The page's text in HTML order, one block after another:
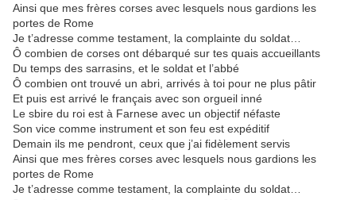
Ainsi que mes frères corses avec lesquels nous gardions les
portes de Rome
Je t’adresse comme testament, la complainte du soldat…
Ô combien de corses ont débarqué sur tes quais accueillants
Du temps des sarrasins, et le soldat et l’abbé
Ô combien ont trouvé un abri, arrivés à toi pour ne plus pâtir
Et puis est arrivé le français avec son orgueil inné
Le sbire du roi est à Farnese avec un objectif néfaste
Son vice comme instrument et son feu est expéditif
Demain ils me pendront, ceux que j’ai fidèlement servis
Ainsi que mes frères corses avec lesquels nous gardions les
portes de Rome
Je t’adresse comme testament, la complainte du soldat…